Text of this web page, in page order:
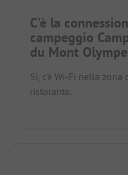
C'è la
campeggio
du Mont
Sì, c'è Wi-Fi nella
ristorante.